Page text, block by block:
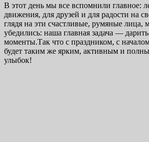
В этот день мы все вспомнили главное:
движения, для друзей и для радости на
глядя на эти счастливые, румяные лица,
убедились: наша главная задача —
моменты.Так что с праздником, с
будет таким же ярким, активным и
улыбок!